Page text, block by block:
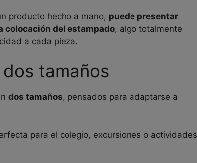
producto hecho a mano, puede presentar
colocación del estampado, algo totalmente
a cada pieza.
tamaños
dos tamaños, pensados para adaptarse a
para el colegio, excursiones o actividades